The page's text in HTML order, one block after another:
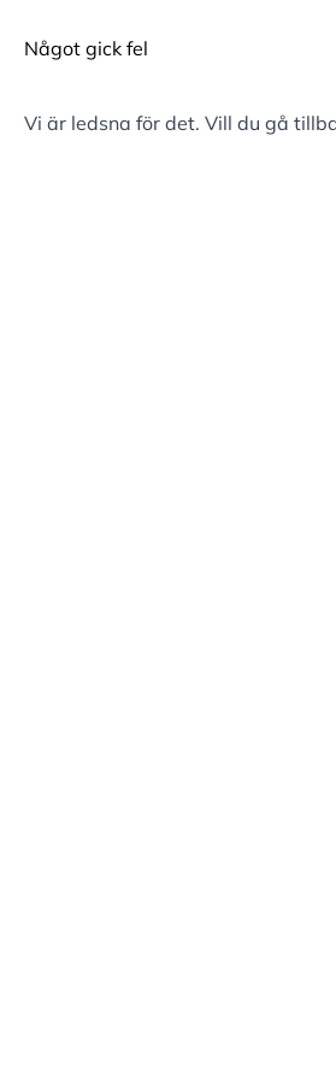
Något gick fel
Vi är ledsna för det. Vill du gå